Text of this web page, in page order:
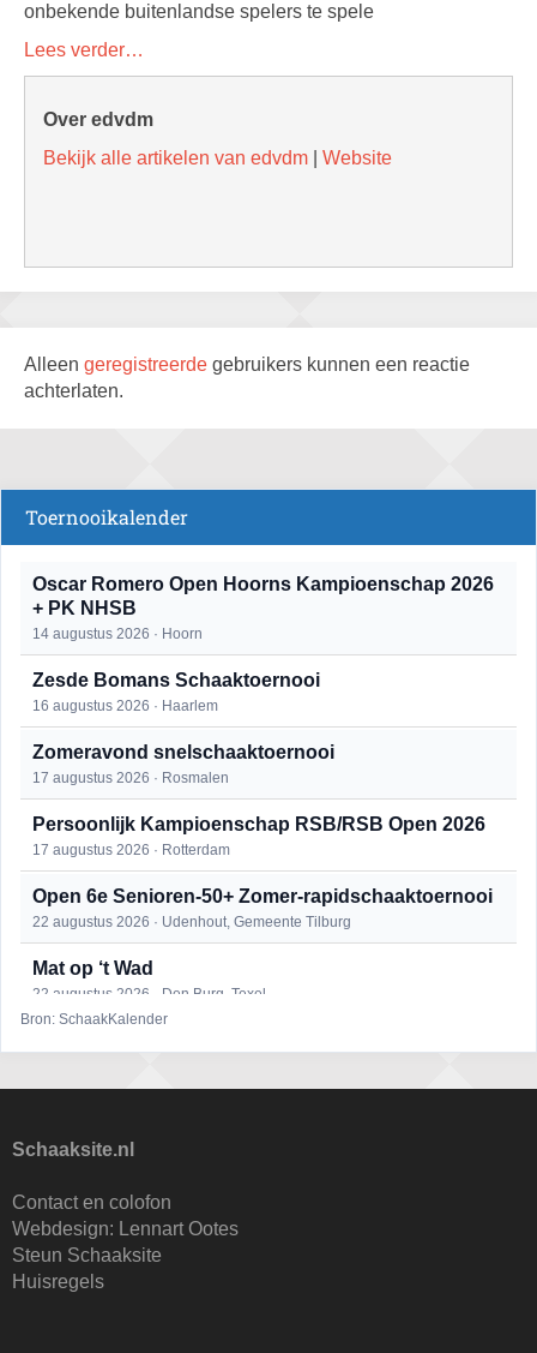
onbekende buitenlandse spelers te spele
Lees verder…
Over edvdm
Bekijk alle artikelen van edvdm
Website
Alleen geregistreerde gebruikers kunnen een reactie
achterlaten.
Toernooikalender
Oscar Romero Open Hoorns Kampioenschap 2026
+ PK NHSB
14 augustus 2026 · Hoorn
Zesde Bomans Schaaktoernooi
16 augustus 2026 · Haarlem
Zomeravond snelschaaktoernooi
17 augustus 2026 · Rosmalen
Persoonlijk Kampioenschap RSB/RSB Open 2026
17 augustus 2026 · Rotterdam
Open 6e Senioren-50+ Zomer-rapidschaaktoernooi
22 augustus 2026 · Udenhout, Gemeente Tilburg
Mat op ‘t Wad
22 augustus 2026 · Den Burg, Texel
23 augustus 2026 · Utrecht
25 augustus 2026 · Bunschoten-Spakenburg
Nazomervierkampentoernooi 2026
28 augustus 2026 · Assen
Bron: SchaakKalender
Schaaksite.nl
Contact en colofon
Webdesign: Lennart Ootes
Steun Schaaksite
Huisregels